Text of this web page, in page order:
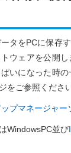
タをPCに保存
ウェアを公開
いになった時
をご参照ください
プマネージャー
WindowsPC並び